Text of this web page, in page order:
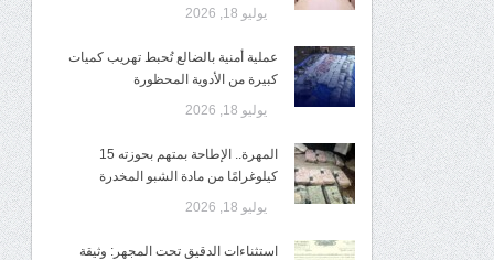
يوليو 18, 2026
عملية أمنية بالضالع تُحبط تهريب كميات
كبيرة من الأدوية المحظورة
يوليو 18, 2026
المهرة.. الإطاحة بمتهم بحوزته 15
كيلوغرامًا من مادة الشبو المخدرة
يوليو 18, 2026
استثناءات الدقيق تحت المجهر: وثيقة